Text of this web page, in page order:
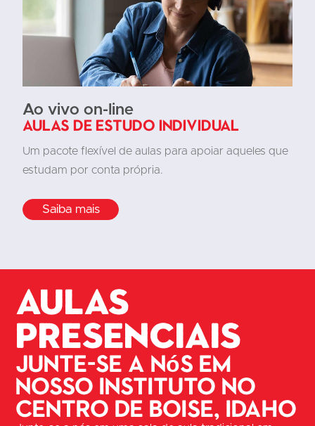
Ao vivo on-line
Aulas de estudo individual
Um pacote flexível de aulas para apoiar aqueles que
estudam por conta própria.
Saiba mais
Aulas
presenciais
Junte-se a nós em
nosso instituto no
centro de Boise, Idaho